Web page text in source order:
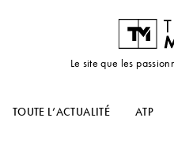
Le site que les
TOUTE L’ACTUALITÉ ATP